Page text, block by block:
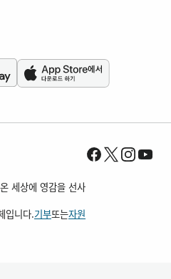
세상에 영감을 선사
입니다.기부또는자원